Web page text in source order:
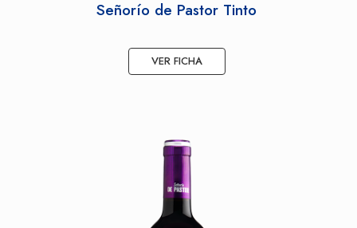
Señorío de Pastor Tinto
VER FICHA